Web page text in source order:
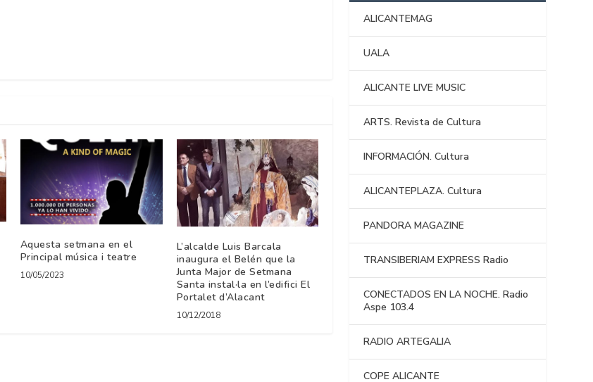
Aquesta setmana en el
Principal música i teatre
10/05/2023
L’alcalde Luis Barcala
inaugura el Belén que la
Junta Major de Setmana
Santa instal·la en l’edifici El
Portalet d’Alacant
10/12/2018
ALICANTEMAG
UALA
ALICANTE LIVE MUSIC
ARTS. Revista de Cultura
INFORMACIÓN. Cultura
ALICANTEPLAZA. Cultura
PANDORA MAGAZINE
TRANSIBERIAM EXPRESS Radio
CONECTADOS EN LA NOCHE. Radio
Aspe 103.4
RADIO ARTEGALIA
COPE ALICANTE